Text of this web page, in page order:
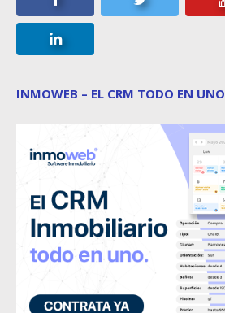
INMOWEB – EL CRM TODO EN UNO